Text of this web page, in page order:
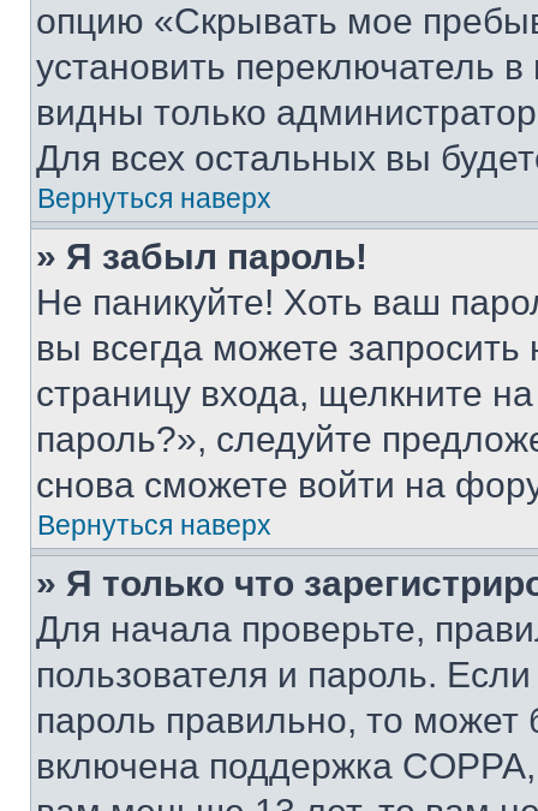
опцию «Скрывать мое
установить переключатель
видны только
Для всех остальных вы
Вернуться наверх
» Я забыл пароль!
Не паникуйте! Хоть ваш
вы всегда можете
страницу входа, щелкните
пароль?», следуйте
снова сможете войти на
Вернуться наверх
» Я только что
Для начала проверьте,
пользователя и пароль.
пароль правильно, то может
включена поддержка